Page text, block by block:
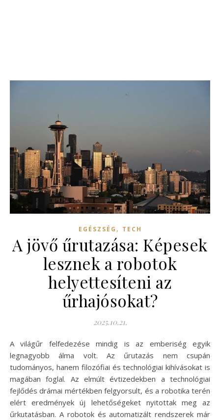
EGÉSZSÉG , TECH
A jövő űrutazása: Képesek
lesznek a robotok
helyettesíteni az
űrhajósokat?
2025.10.21.
A világűr felfedezése mindig is az emberiség egyik
legnagyobb álma volt. Az űrutazás nem csupán
tudományos, hanem filozófiai és technológiai kihívásokat is
magában foglal. Az elmúlt évtizedekben a technológiai
fejlődés drámai mértékben felgyorsult, és a robotika terén
elért eredmények új lehetőségeket nyitottak meg az
űrkutatásban. A robotok és automatizált rendszerek már